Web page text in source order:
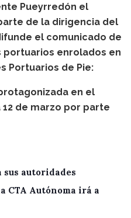
Pueyrredón el
de la dirigencia del
el comunicado de
enrolados en
Portuarios de Pie:
en el
de marzo por parte
sus autoridades
CTA Autónoma irá a